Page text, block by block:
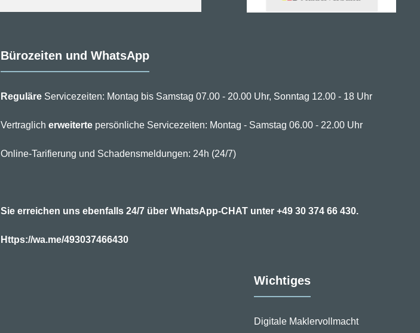
Bürozeiten und WhatsApp
ReguläreServicezeiten: Montag bis Samstag 07.00 - 20.00 Uhr, Sonntag 12.00 - 18 Uhr
Vertraglich erweitertepersönliche Servicezeiten: Montag - Samstag 06.00 - 22.00 Uhr
Online-Tarifierung und Schadensmeldungen: 24h (24/7)
Sie erreichen uns ebenfalls 24/7 über WhatsApp-CHAT unter +49 30 374 66 430.
Https://wa.me/493037466430
Wichtiges
Digitale Maklervollmacht